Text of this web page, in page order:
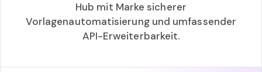
Hub mit Marke sicherer
Vorlagenautomatisierung und umfassender
API-Erweiterbarkeit.